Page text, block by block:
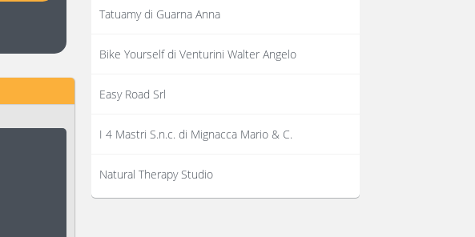
Tatuamy di Guarna Anna
Bike Yourself di Venturini Walter Angelo
Easy Road Srl
I 4 Mastri S.n.c. di Mignacca Mario & C.
Natural Therapy Studio